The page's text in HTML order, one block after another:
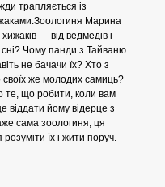
трапляється із
Марина
— від ведмедів і
сні? Чому панди з Тайваню
не бачачи їх? Хто з
своїх же молодих самиць?
те, що робити, коли вам
віддати йому відерце з
сама зоологиня, ця
їх і жити поруч.